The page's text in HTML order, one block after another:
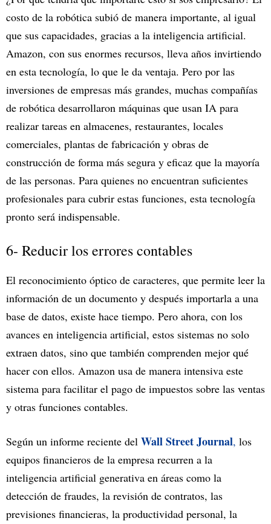
costo de la robótica subió de manera importante, al igual
que sus capacidades, gracias a la inteligencia artificial.
Amazon, con sus enormes recursos, lleva años invirtiendo
en esta tecnología, lo que le da ventaja. Pero por las
inversiones de empresas más grandes, muchas compañías
de robótica desarrollaron máquinas que usan IA para
realizar tareas en almacenes, restaurantes, locales
comerciales, plantas de fabricación y obras de
construcción de forma más segura y eficaz que la mayoría
de las personas. Para quienes no encuentran suficientes
profesionales para cubrir estas funciones, esta tecnología
pronto será indispensable.
6- Reducir los errores contables
El reconocimiento óptico de caracteres, que permite leer la
información de un documento y después importarla a una
base de datos, existe hace tiempo. Pero ahora, con los
avances en inteligencia artificial, estos sistemas no solo
extraen datos, sino que también comprenden mejor qué
hacer con ellos. Amazon usa de manera intensiva este
sistema para facilitar el pago de impuestos sobre las ventas
y otras funciones contables.
Según un informe reciente del Wall Street Journal, los
equipos financieros de la empresa recurren a la
inteligencia artificial generativa en áreas como la
detección de fraudes, la revisión de contratos, las
previsiones financieras, la productividad personal, la